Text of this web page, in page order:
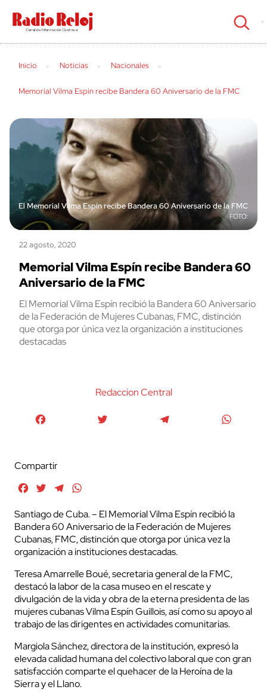
cerrar
Inicio Noticias Nacionales
Memorial Vilma Espín recibe Bandera 60 Aniversario de la FMC
El Memorial Vilma Espín recibe Bandera 60 Aniversario de la FMC
22 agosto, 2020
Memorial Vilma Espín recibe Bandera 60
Aniversario de la FMC
El Memorial Vilma Espín recibió la Bandera 60 Aniversario
de la Federación de Mujeres Cubanas, FMC, distinción
que otorga por única vez la organización a instituciones
destacadas
Redaccion Central
Compartir
FacebookTwitterTelegram
Santiago de Cuba. – El Memorial Vilma Espín recibió la
Bandera 60 Aniversario de la Federación de Mujeres
Cubanas, FMC, distinción que otorga por única vez la
organización a instituciones destacadas.
Teresa Amarrelle Boué, secretaria general de la FMC,
destacó la labor de la casa museo en el rescate y
divulgación de la vida y obra de la eterna presidenta de las
mujeres cubanas Vilma Espín Guillois, así como su apoyo al
trabajo de las dirigentes en actividades comunitarias.
Margiola Sánchez, directora de la institución, expresó la
elevada calidad humana del colectivo laboral que con gran
satisfacción comparte el quehacer de la Heroína de la
Sierra y el Llano.